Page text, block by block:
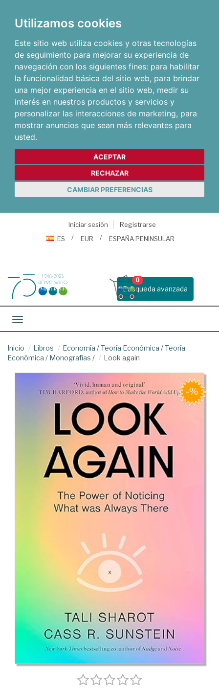
Utilizamos cookies
Este sitio web utiliza cookies y otras tecnologías
de seguimiento para mejorar su experiencia de
navegación con los siguientes fines: para habilitar
la funcionalidad básica del sitio web, para brindar
una mejor experiencia en el sitio web, medir su
interés en nuestros productos y servicios y
personalizar las interacciones de marketing, para
mostrar anuncios que sean más relevantes para
usted.
ACEPTAR
RECHAZAR
CAMBIAR PREFERENCIAS
Iniciar sesión
Registrarse
ES
EUR ESPAÑA PENINSULAR
Busqueda avanzada
0
Toggle navigation
Inicio Libros Economía /Teoría Económica /Teoría
Económica / Monografías / Look again